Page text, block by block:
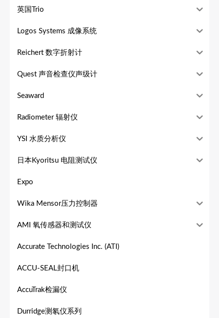
英国Trio
Logos Systems 成像系统
Reichert 数字折射计
Quest 声音检查仪声级计
Seaward
Radiometer 辐射仪
YSI 水质分析仪
日本Kyoritsu 电阻测试仪
Expo
Wika Mensor压力控制器
AMI 氧传感器和测试仪
Accurate Technologies Inc. (ATI)
ACCU-SEAL封口机
AccuTrak检漏仪
Durridge测氡仪系列